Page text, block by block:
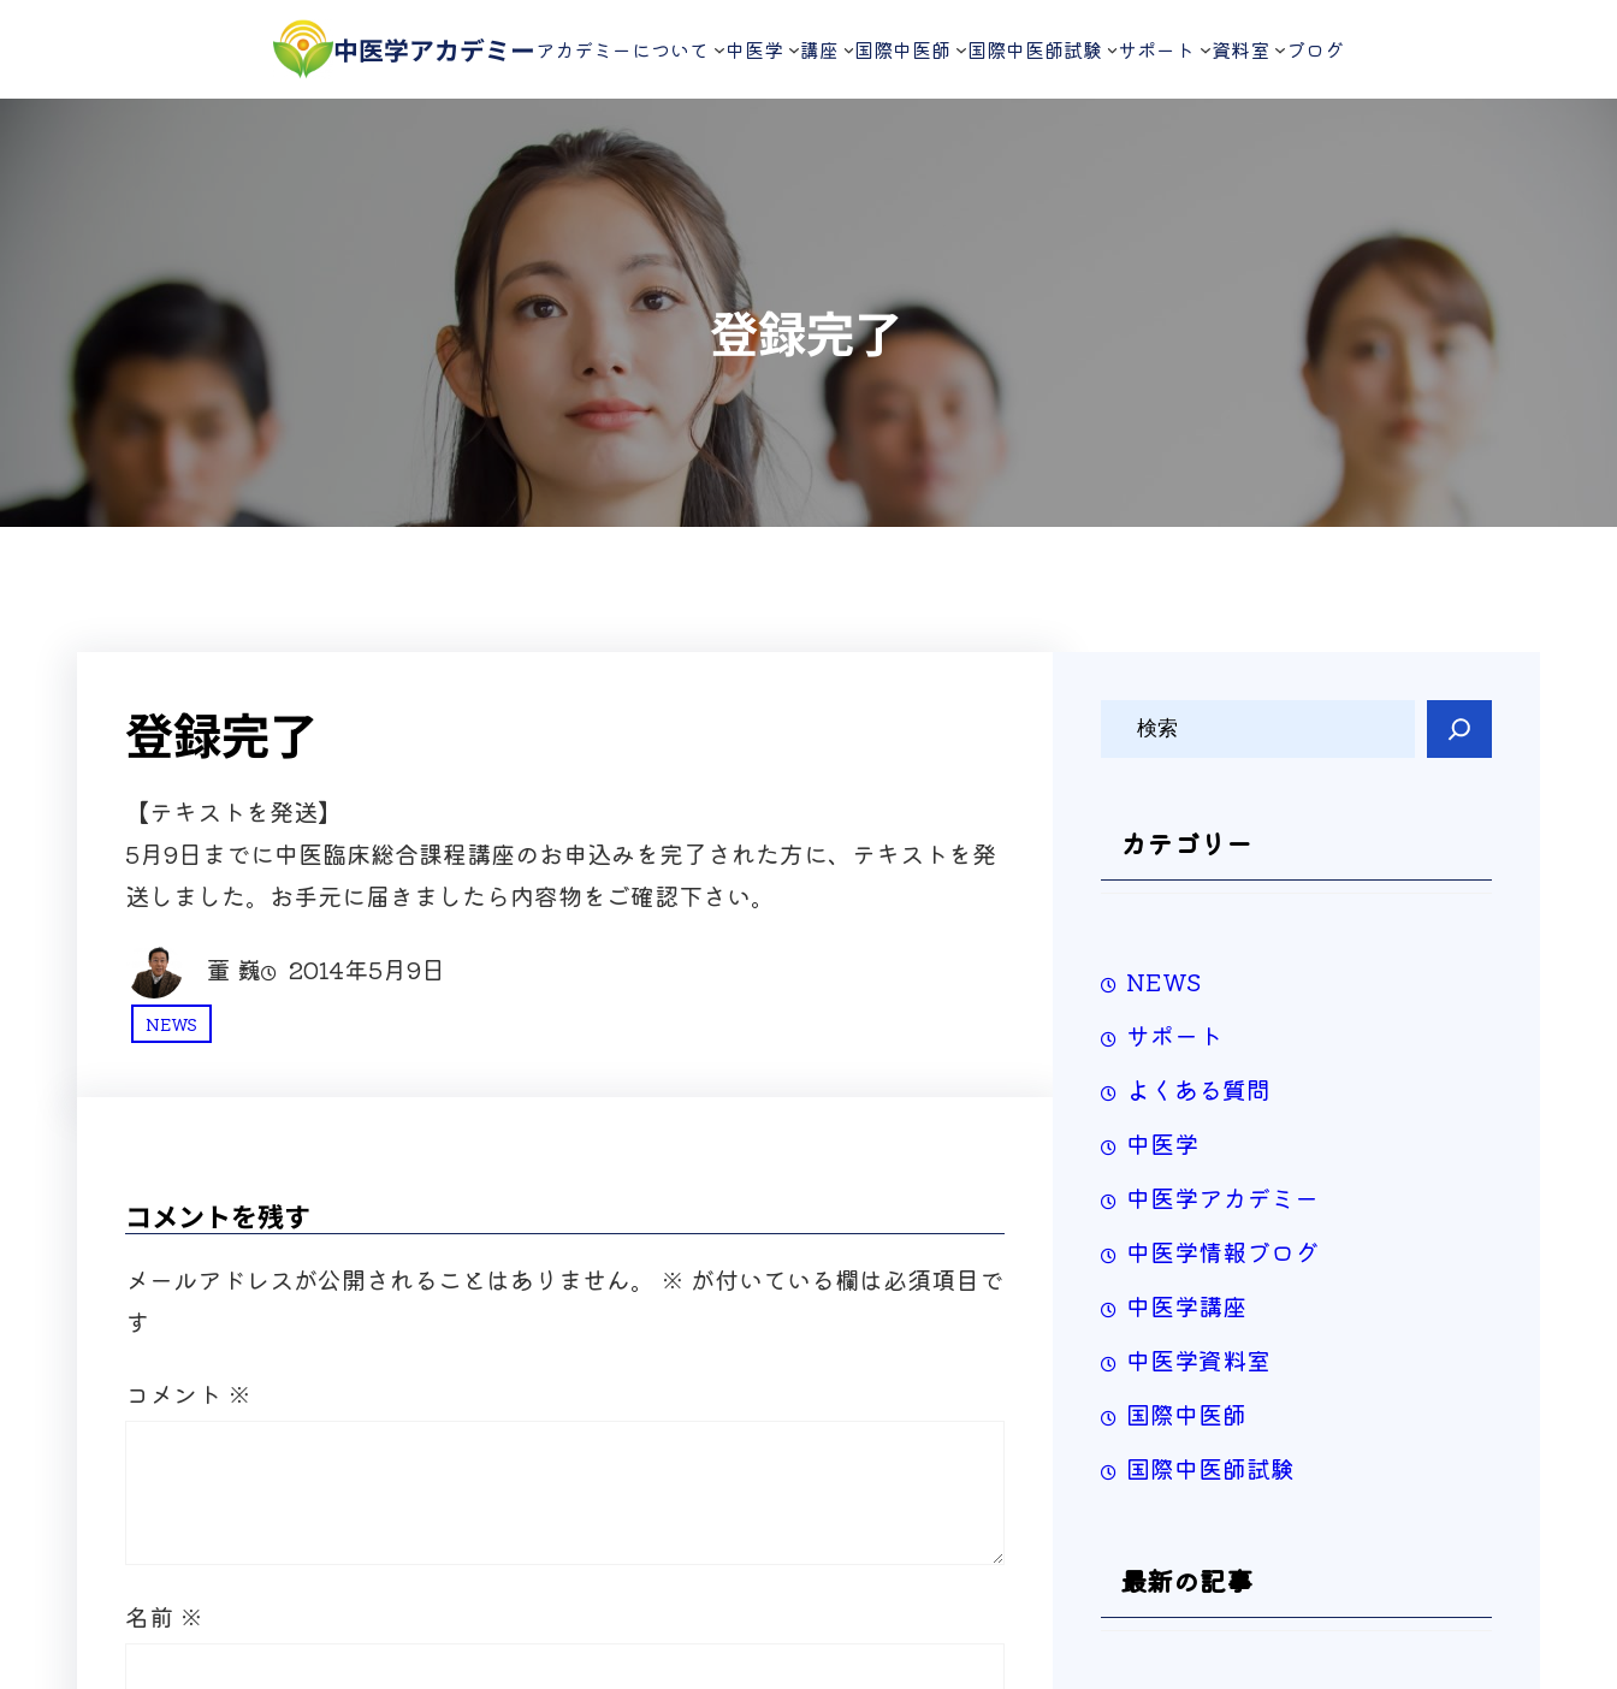
を
中医学アカデミーアカデミーについて 中医学 講座 国際中医師 国際中医師試験 サポート 資料室 ブログ
登録完了
登録完了
【テキストを発送】
5月9日までに中医臨床総合課程講座のお申込みを完了された方に、テキストを発
送しました。お手元に届きましたら内容物をご確認下さい。
董 巍 2014年5月9日
NEWS
コメントを残す
メールアドレスが公開されることはありません。 ※ が付いている欄は必須項目で
す
コメント ※
名前 ※
カテゴリー
NEWS
サポート
よくある質問
中医学
中医学アカデミー
中医学情報ブログ
中医学講座
中医学資料室
国際中医師
国際中医師試験
最新の記事